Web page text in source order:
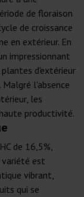
de floraison
de croissance
en extérieur. En
impressionnant
d'extérieur
l'absence
les
productivité.
de 16,5%,
est
vibrant,
qui se